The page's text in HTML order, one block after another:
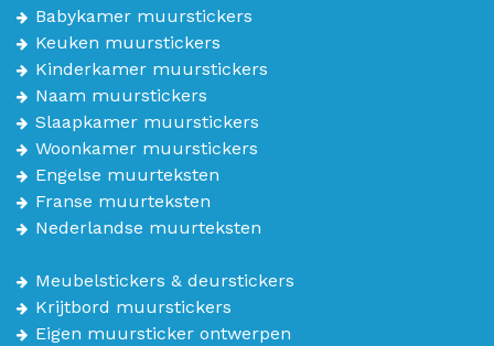
Babykamer muurstickers
Keuken muurstickers
Kinderkamer muurstickers
Naam muurstickers
Slaapkamer muurstickers
Woonkamer muurstickers
Engelse muurteksten
Franse muurteksten
Nederlandse muurteksten
Meubelstickers & deurstickers
Krijtbord muurstickers
Eigen muursticker ontwerpen